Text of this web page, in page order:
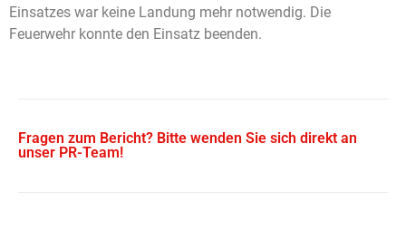
Einsatzes war keine Landung mehr notwendig. Die
Feuerwehr konnte den Einsatz beenden.
Fragen zum Bericht? Bitte wenden Sie sich direkt an
unser PR-Team!